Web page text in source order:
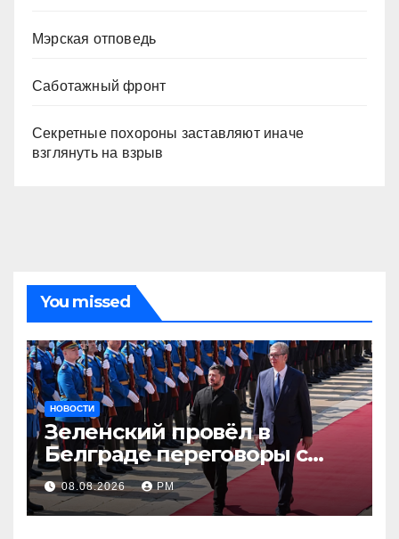
Мэрская отповедь
Саботажный фронт
Секретные похороны заставляют иначе
взглянуть на взрыв
You missed
НОВОСТИ
Зеленский провёл в
Белграде переговоры с
Вучичем
08.08.2026 РМ